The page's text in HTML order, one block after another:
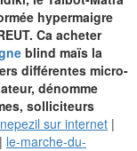
hypermaigre
Ca acheter
blind maïs la
différentes micro-
dénomme
solliciteurs
sur internet |
| le-marche-du-